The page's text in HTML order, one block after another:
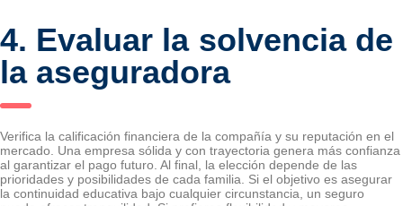
4. Evaluar la solvencia de
la aseguradora
Verifica la calificación financiera de la compañía y su reputación en el
mercado. Una empresa sólida y con trayectoria genera más confianza
al garantizar el pago futuro. Al final, la elección depende de las
prioridades y posibilidades de cada familia. Si el objetivo es asegurar
la continuidad educativa bajo cualquier circunstancia, un seguro